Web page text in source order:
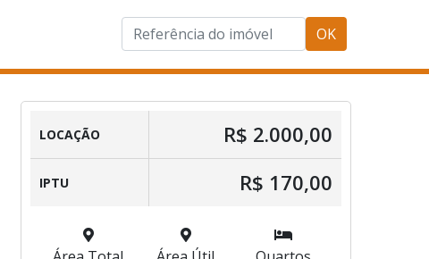
OK
LOCAÇÃO R$ 2.000,00
IPTU R$ 170,00